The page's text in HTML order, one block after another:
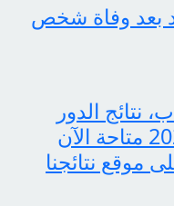
بعد وفاة شخص
نتائج الدور
الثاني للثالث متوسط 2025 متاحة الآن
موقع نتائجنا